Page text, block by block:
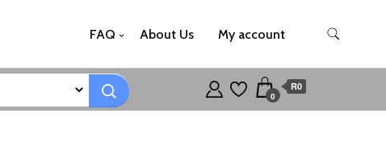
FAQ About Us My account
0
R0